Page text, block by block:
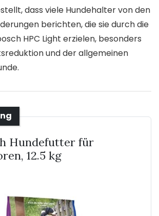
dass viele Hundehalter von den
berichten, die sie durch die
HPC Light erzielen, besonders
und der allgemeinen
Hundefutter für
12.5 kg